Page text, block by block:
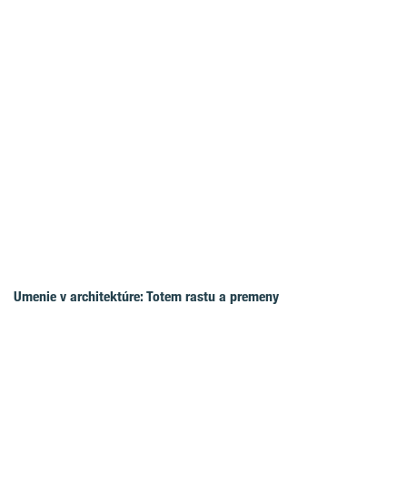
Umenie v architektúre: Totem rastu a premeny